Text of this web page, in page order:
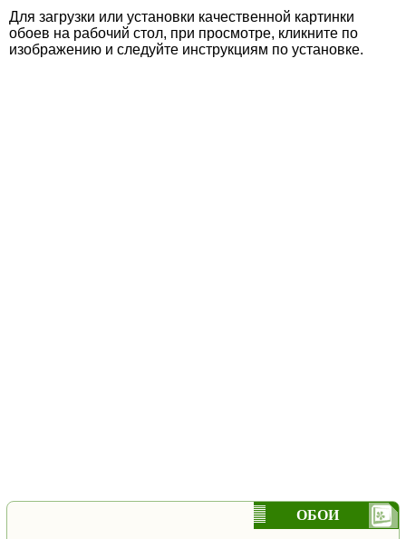
Для загрузки или установки качественной картинки
обоев на рабочий стол, при просмотре, кликните по
изображению и следуйте инструкциям по установке.
ОБОИ